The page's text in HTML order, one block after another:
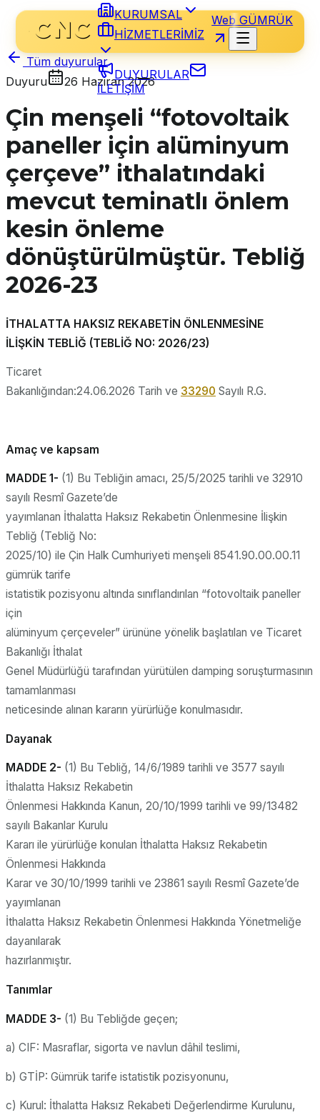
KURUMSAL
HİZMETLERİMİZ
DUYURULAR
İLETİŞİM
Web GÜMRÜK
Tüm duyurular
Duyuru
26 Haziran 2026
Çin menşeli “fotovoltaik
paneller için alüminyum
çerçeve” ithalatındaki
mevcut teminatlı önlem
kesin önleme
dönüştürülmüştür. Tebliğ
2026-23
İTHALATTA HAKSIZ REKABETİN ÖNLENMESİNE
İLİŞKİN TEBLİĞ (TEBLİĞ NO: 2026/23)
Ticaret
Bakanlığından:24.06.2026 Tarih ve 33290 Sayılı R.G.
Amaç ve kapsam
MADDE 1- (1) Bu Tebliğin amacı, 25/5/2025 tarihli ve 32910
sayılı Resmî Gazete’de
yayımlanan İthalatta Haksız Rekabetin Önlenmesine İlişkin
Tebliğ (Tebliğ No:
2025/10) ile Çin Halk Cumhuriyeti menşeli 8541.90.00.00.11
gümrük tarife
istatistik pozisyonu altında sınıflandırılan “fotovoltaik paneller
için
alüminyum çerçeveler” ürününe yönelik başlatılan ve Ticaret
Bakanlığı İthalat
Genel Müdürlüğü tarafından yürütülen damping soruşturmasının
tamamlanması
neticesinde alınan kararın yürürlüğe konulmasıdır.
Dayanak
MADDE 2- (1) Bu Tebliğ, 14/6/1989 tarihli ve 3577 sayılı
İthalatta Haksız Rekabetin
Önlenmesi Hakkında Kanun, 20/10/1999 tarihli ve 99/13482
sayılı Bakanlar Kurulu
Kararı ile yürürlüğe konulan İthalatta Haksız Rekabetin
Önlenmesi Hakkında
Karar ve 30/10/1999 tarihli ve 23861 sayılı Resmî Gazete’de
yayımlanan
İthalatta Haksız Rekabetin Önlenmesi Hakkında Yönetmeliğe
dayanılarak
hazırlanmıştır.
Tanımlar
MADDE 3- (1) Bu Tebliğde geçen;
a) CIF: Masraflar, sigorta ve navlun dâhil teslimi,
b) GTİP: Gümrük tarife istatistik pozisyonunu,
c) Kurul: İthalatta Haksız Rekabeti Değerlendirme Kurulunu,